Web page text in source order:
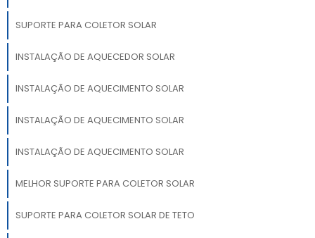
SUPORTE PARA COLETOR SOLAR
INSTALAÇÃO DE AQUECEDOR SOLAR
INSTALAÇÃO DE AQUECIMENTO SOLAR
INSTALAÇÃO DE AQUECIMENTO SOLAR
INSTALAÇÃO DE AQUECIMENTO SOLAR
MELHOR SUPORTE PARA COLETOR SOLAR
SUPORTE PARA COLETOR SOLAR DE TETO